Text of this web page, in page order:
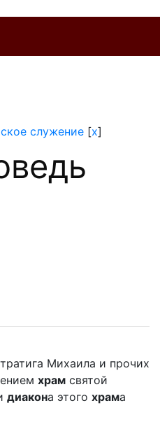
служение [x]
Михаила и прочих
храм святой
диакона этого храма